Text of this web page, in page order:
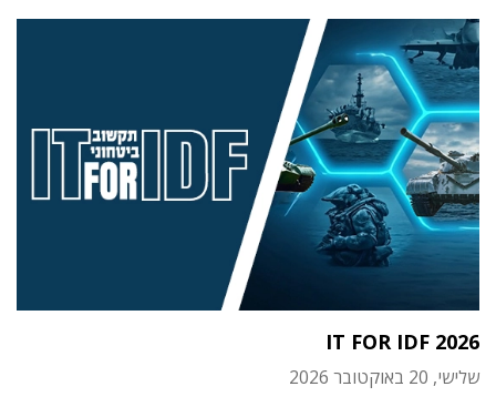
IT FOR IDF 2026
שלישי, 20 באוקטובר 2026